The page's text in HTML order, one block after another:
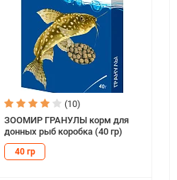
(10)
ЗООМИР ГРАНУЛЫ корм для
донных рыб коробка (40 гр)
40 гр